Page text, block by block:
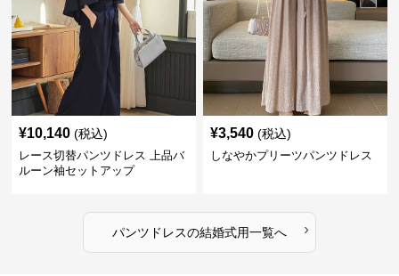
¥10,140 (税込)
レース切替パンツドレス 上品バ
ルーン袖セットアップ
¥3,540 (税込)
しなやかプリーツパンツドレス
パンツドレスの結婚式用一覧へ ›